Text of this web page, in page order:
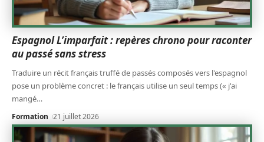
Espagnol L’imparfait : repères chrono pour raconter
au passé sans stress
Traduire un récit français truffé de passés composés vers l'espagnol
pose un problème concret : le français utilise un seul temps (« j'ai
mangé…
Formation 21 juillet 2026